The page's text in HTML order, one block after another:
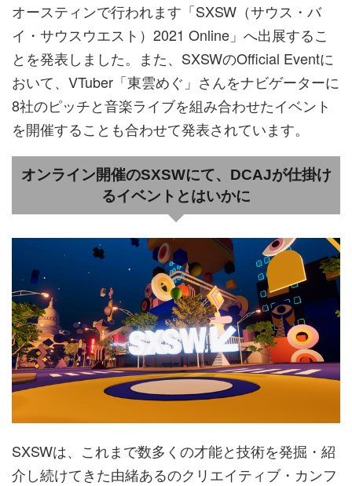
オースティンで行われます「SXSW（サウス・バ
イ・サウスウエスト）2021 Online」へ出展するこ
とを発表しました。また、SXSWのOfficial Eventに
おいて、VTuber「東雲めぐ」さんをナビゲーターに
8社のピッチと音楽ライブを組み合わせたイベント
を開催することも合わせて発表されています。
オンライン開催のSXSWにて、DCAJが仕掛け
るイベントとはいかに
SXSWは、これまで数多くの才能と技術を発掘・紹
介し続けてきた由緒あるのクリエイティブ・カンフ